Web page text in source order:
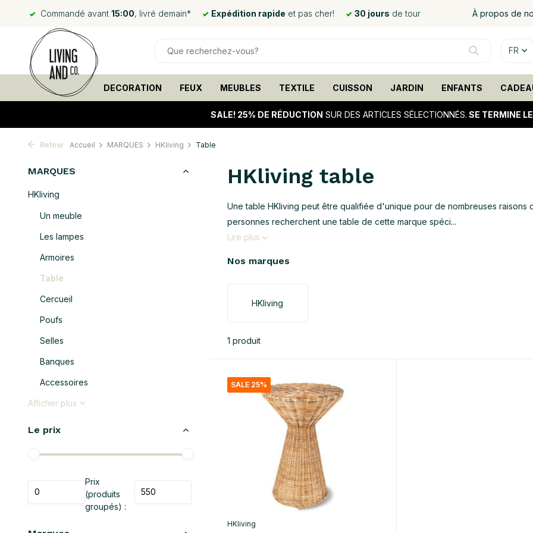
Commandé avant 15:00, livré demain* Expédition rapide et pas cher! 30 jours de tour À propos de
FR
DECORATION FEUX MEUBLES TEXTILE CUISSON JARDIN ENFANTS
SALE! 25% DE RÉDUCTION SUR DES ARTICLES SÉLECTIONNÉS. SE TERMINE
Retour Accueil MARQUES HKliving Table
MARQUES
HKliving
Un meuble
Les lampes
Armoires
Table
Cercueil
Poufs
Selles
Banques
Accessoires
Afficher plus
Le prix
Prix
(produits
groupés) :
HKliving table
Une table HKliving peut être qualifiée d'unique pour de nombreuses
personnes recherchent une table de cette marque spéci...
Lire plus
Nos marques
HKliving
1 produit
SALE 25%
HKliving